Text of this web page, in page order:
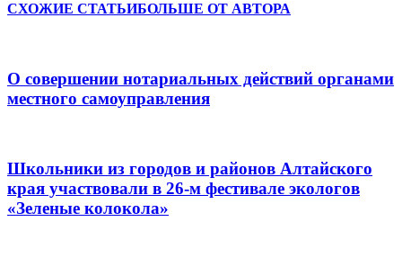
СХОЖИЕ СТАТЬИБОЛЬШЕ ОТ АВТОРА
О совершении нотариальных действий органами
местного самоуправления
Школьники из городов и районов Алтайского
края участвовали в 26-м фестивале экологов
«Зеленые колокола»